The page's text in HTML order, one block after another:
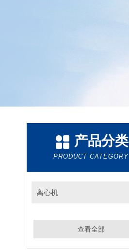
产品分类
PRODUCT CATEGORY
离心机
查看全部